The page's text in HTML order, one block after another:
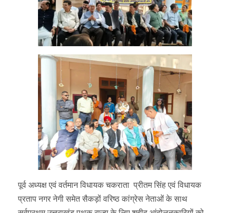
पूर्व अध्यक्ष एवं वर्तमान विधायक चकराता प्रीतम सिंह एवं विधायक
प्रताप नगर नेगी समेत सैकड़ों वरिष्ठ कांग्रेस नेताओं के साथ